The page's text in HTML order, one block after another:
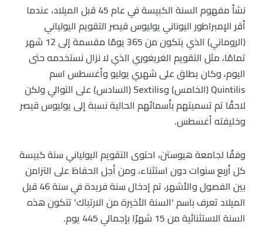
نشأ مفهوم السنة الكبيسة في عام 45 قبل الميلاد، عندما
أقر الإمبراطور اليوناني يوليوس قيصر التقويم اليولياني
(الروماني) الذي يتكون من 365 يومًا مقسمة إلى 12 شهر
تمامًا، مثل التقويم الغريغوري الذي لا نزال نستخدمه حتى
اليوم، وكان يطلق على شهري يوليو وأغسطس اسم
Quintilis (الخامس) وSextilis (السادس) على التوالي ولكن
لاحقًا تم تسميتهم بأسمائهم الحالية نسبة إلى يوليوس قيصر
وخليفته أغسطس.
وفقًا لجامعة هيوستن، احتوى التقويم اليولياني سنة كبيسة
كل أربع سنوات دون استثناء، ومن أجل الحفاظ على التزامن
بين الفصول والأشهر، تم إدخال سنة فريدة في سنة 46 قبل
الميلاد تعرف باسم ‘السنة الأخيرة من الارتباك’ تتكون هذه
السنة الاستثنائية من 15 شهرًا بإجمالي 445 يوم.